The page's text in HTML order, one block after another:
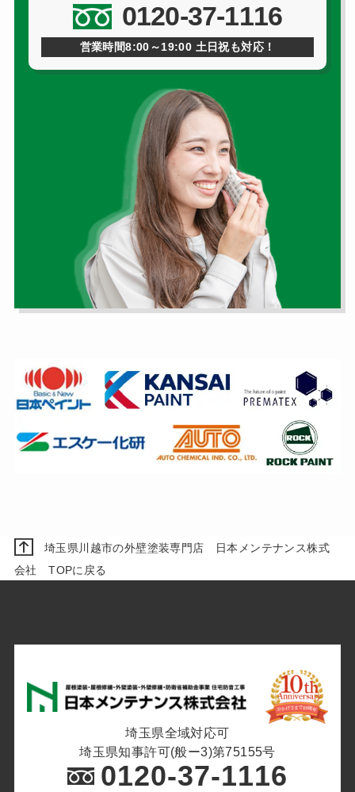
0120-37-1116
営業時間8:00～19:00 土日祝も対応！
埼玉県川越市の外壁塗装専門店 日本メンテナンス株式
会社 TOPに戻る
埼玉県全域対応可
埼玉県知事許可(般ー3)第75155号
0120-37-1116